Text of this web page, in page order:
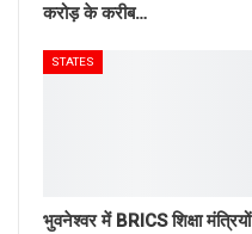
करोड़ के करीब…
STATES
भुवनेश्वर में BRICS शिक्षा मंत्रियों